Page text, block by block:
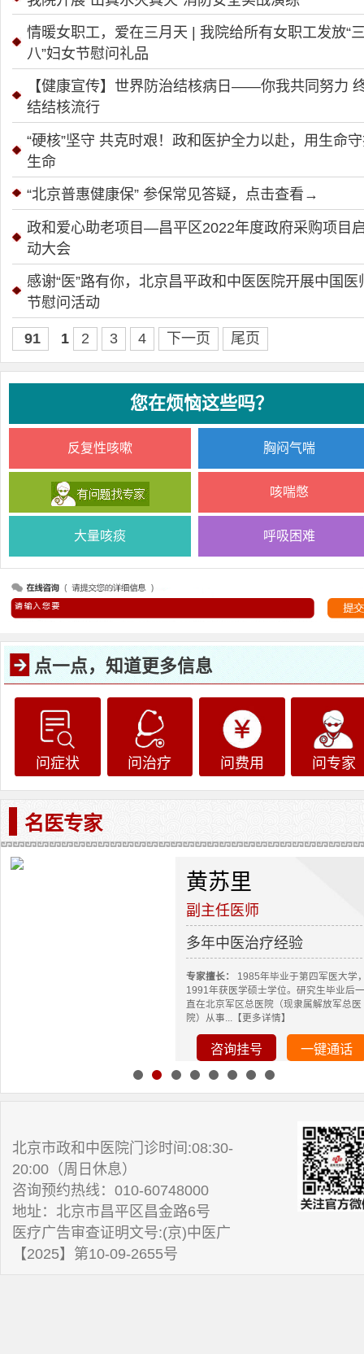
情暖女职工，爱在三月天 | 我院给所有女职工发放“
八”妇女节慰问礼品
【健康宣传】世界防治结核病日——你我共同努力
结结核流行
“硬核”坚守 共克时艰！政和医护全力以赴，用生命
生命
“北京普惠健康保” 参保常见答疑，点击查看→
政和爱心助老项目—昌平区2022年度政府采购项目
动大会
感谢“医”路有你，北京昌平政和中医医院开展中国医
节慰问活动
91 1 2 3 4 下一页 尾页
您在烦恼这些吗？
反复性咳嗽 胸闷气喘
咳喘憋
呼吸困难
大量咳痰
点一点，知道更多信息
问症状 问治疗 问费用 问专家
名医专家
黄苏里
副主任医师
多年中医治疗经验
专家擅长：
1985年毕业于第四军医大学
1991年获医学硕士学位。研究生毕业后一
直在北京军区总医院（现隶属解放军总医
院）从事...【更多详情】
咨询挂号 一键通话
北京市政和中医院门诊时间:08:30-
20:00（周日休息）
咨询预约热线：010-60748000
地址：北京市昌平区昌金路6号
医疗广告审查证明文号:(京)中医广
【2025】第10-09-2655号